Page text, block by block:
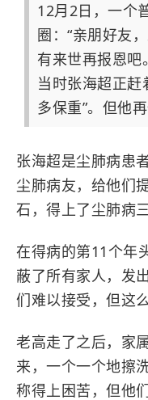
12月2日，一个
圈：“亲朋好友
有来世再报恩吧
当时张海超正赶
多保重”。但他
张海超是尘肺病患
尘肺病友，给他们
石，得上了尘肺病
在得病的第11个年
蔽了所有家人，发
们难以接受，但这
老高走了之后，家
来，一个一个地擦
称得上困苦，但他